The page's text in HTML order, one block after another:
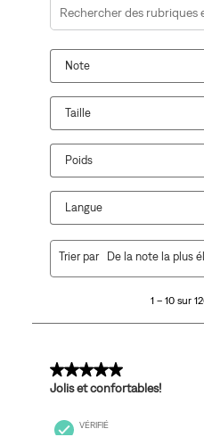
Zone de recherche de
Note
Taille
Poids
Langue
1268
1 – 10 sur
Trier par De la note la plus
5 sur 5 étoiles.
Jolis et confortables!
VÉRIFIÉ